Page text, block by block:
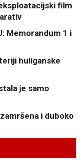
film
Memorandum 1 i
huliganske
je samo
zamršena i duboko